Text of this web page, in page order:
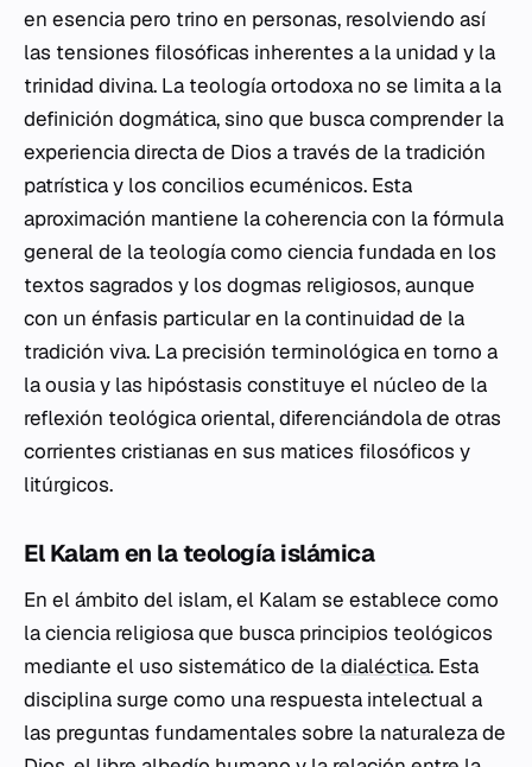
en esencia pero trino en personas, resolviendo así
las tensiones filosóficas inherentes a la unidad y la
trinidad divina. La teología ortodoxa no se limita a la
definición dogmática, sino que busca comprender la
experiencia directa de Dios a través de la tradición
patrística y los concilios ecuménicos. Esta
aproximación mantiene la coherencia con la fórmula
general de la teología como ciencia fundada en los
textos sagrados y los dogmas religiosos, aunque
con un énfasis particular en la continuidad de la
tradición viva. La precisión terminológica en torno a
laousiay las hipóstasis constituye el núcleo de la
reflexión teológica oriental, diferenciándola de otras
corrientes cristianas en sus matices filosóficos y
litúrgicos.
El Kalam en la teología islámica
En el ámbito del islam, el Kalam se establece como
la ciencia religiosa que busca principios teológicos
mediante el uso sistemático de ladialéctica. Esta
disciplina surge como una respuesta intelectual a
las preguntas fundamentales sobre la naturaleza de